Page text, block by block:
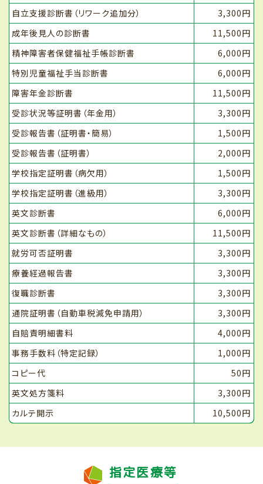
自立支援診断書（リワーク追加分）
3,300円
成年後見人の診断書
11,500円
精神障害者保健福祉手帳診断書
6,000円
特別児童福祉手当診断書
6,000円
障害年金診断書
11,500円
受診状況等証明書（年金用）
3,300円
受診報告書（証明書・簡易）
1,500円
受診報告書（証明書）
2,000円
学校指定証明書（病欠用）
1,500円
学校指定証明書（進級用）
3,300円
英文診断書
6,000円
英文診断書（詳細なもの）
11,500円
就労可否証明書
3,300円
療養経過報告書
3,300円
復職診断書
3,300円
通院証明書（自動車税減免申請用）
3,300円
自賠責明細書料
4,000円
事務手数料（特定記録）
1,000円
コピー代
50円
英文処方箋料
3,300円
カルテ開示
10,500円
指定医療等